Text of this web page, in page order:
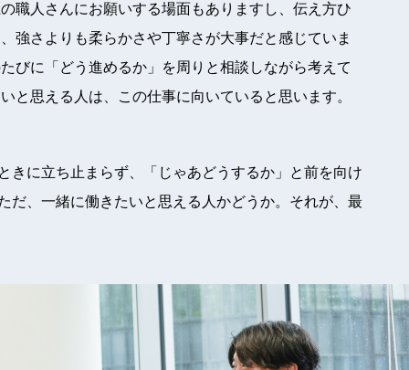
職人さんにお願いする場面もありますし、伝え方ひ
強さよりも柔らかさや丁寧さが大事だと感じていま
びに「どう進めるか」を周りと相談しながら考えて
と思える人は、この仕事に向いていると思います。
きに立ち止まらず、「じゃあどうするか」と前を向け
だ、一緒に働きたいと思える人かどうか。それが、最